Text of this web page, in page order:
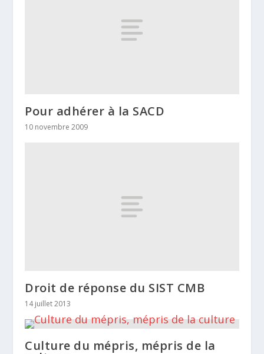
Pour adhérer à la SACD
10 novembre 2009
Droit de réponse du SIST CMB
14 juillet 2013
Culture du mépris, mépris de la